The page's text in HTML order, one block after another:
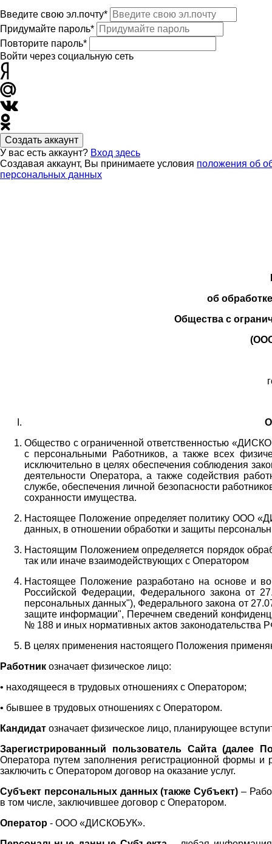
Введите свою эл.почту*
Придумайте пароль*
Повторите пароль*
Войти через социальную сеть
Создать аккаунт
У вас есть аккаунт? Вход здесь
Создавая аккаунт, Вы принимаете условия положения об
персональных данных
об
Общества с
Общество с ограниченной ответственностью
с персональными Работников, а также всех
исключительно в целях обеспечения соблюдения
деятельности Оператора,а также содействия
службе, обеспечения личной безопасности
сохранности имущества.
Настоящее Положение определяет политику ООО
данных, в отношении обработки и защиты
Настоящим Положением определяется порядок
так или иначе взаимодействующих с Оператором
Настоящее Положение разработано на основе и во
Российской Федерации, Федерального закона
персональных данных"), Федерального закона от
защите информации", Перечнем сведений
№ 188 и иных нормативных актов законодательства
В целях применения настоящего Положения
Работник означает физическое лицо:
• находящееся в трудовых отношениях с Оператором;
• бывшее в трудовых отношениях с Оператором.
Кандидат означает физическое лицо, планирующее
Зарегистрированный пользователь Сайта (далее
Оператора путем заполнения регистрационной формы и
заключить с Оператором договор на оказание услуг.
Субъект персональных данных (также Субъект) –
в том числе, заключившее договор с Оператором.
Оператор - ООО «ДИСКОБУК».